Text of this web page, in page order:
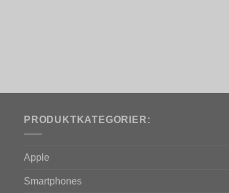
PRODUKTKATEGORIER:
Apple
Smartphones